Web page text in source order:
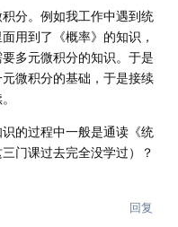
分。例如我工作中遇到统
用到了《概率》的知识，
多元微积分的知识。于是
微积分的基础，于是接续
的过程中一般是通读《统
门课过去完全没学过）？
回复